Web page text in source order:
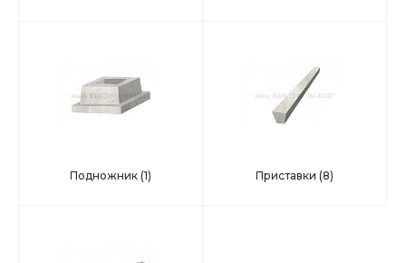
Подножник (1) Приставки (8)